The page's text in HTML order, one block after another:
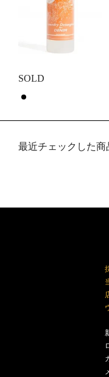
SOLD
最近チェックした商